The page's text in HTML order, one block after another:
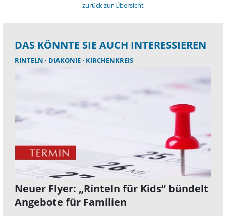
zurück zur Übersicht
DAS KÖNNTE SIE AUCH INTERESSIEREN
RINTELN DIAKONIE KIRCHENKREIS
Neuer Flyer: „Rinteln für Kids“ bündelt
Angebote für Familien